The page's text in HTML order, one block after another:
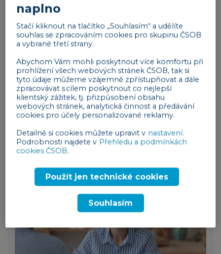
3 min
Zaměstnanecké benefity 2026: nová
pravidla a limity
lidé 12. 03. 2026
naplno
Stačí kliknout na tlačítko „Souhlasím“ a udělíte
souhlas se zpracováním cookies pro skupinu ČSOB
a vybrané třetí strany.
Abychom Vám mohli poskytnout více komfortu při
prohlížení všech webových stránek ČSOB, tak si
tyto údaje můžeme vzájemně zpřístupňovat a dále
zpracovávat s cílem poskytnout co nejlepší
klientský zážitek, tj. přizpůsobení obsahu
webových stránek, analytická činnost a předávání
cookies pro účely personalizované reklamy.
Detailně si cookies můžete upravit v nastavení.
Podrobnosti najdete v Přehledu a podmínkách
cookies ČSOB.
Použít jen technické cookies
Souhlasím